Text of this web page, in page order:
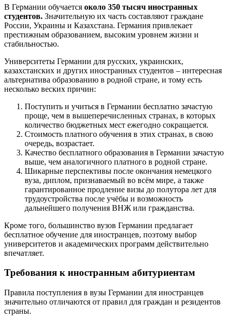
В Германии обучается около 350 тысяч иностранных
студентов. Значительную их часть составляют граждане
России, Украины и Казахстана. Германия привлекает
престижным образованием, высоким уровнем жизни и
стабильностью.
Университеты Германии для русских, украинских,
казахстанских и других иностранных студентов – интересная
альтернатива образованию в родной стране, и тому есть
несколько веских причин:
Поступить и учиться в Германии бесплатно зачастую
проще, чем в вышеперечисленных странах, в которых
количество бюджетных мест ежегодно сокращается.
Стоимость платного обучения в этих странах, в свою
очередь, возрастает.
Качество бесплатного образования в Германии зачастую
выше, чем аналогичного платного в родной стране.
Шикарные перспективы после окончания немецкого
вуза, диплом, признаваемый во всём мире, а также
гарантированное продление визы до полутора лет для
трудоустройства после учёбы и возможность
дальнейшего получения ВНЖ или гражданства.
Кроме того, большинство вузов Германии предлагает
бесплатное обучение для иностранцев, поэтому выбор
университетов и академических программ действительно
впечатляет.
Требования к иностранным абитуриентам
Правила поступления в вузы Германии для иностранцев
значительно отличаются от правил для граждан и резидентов
страны.